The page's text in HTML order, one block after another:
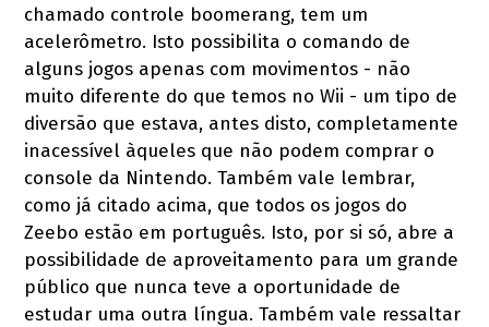
chamado controle boomerang, tem um
acelerômetro. Isto possibilita o comando de
alguns jogos apenas com movimentos - não
muito diferente do que temos no Wii - um tipo de
diversão que estava, antes disto, completamente
inacessível àqueles que não podem comprar o
console da Nintendo. Também vale lembrar,
como já citado acima, que todos os jogos do
Zeebo estão em português. Isto, por si só, abre a
possibilidade de aproveitamento para um grande
público que nunca teve a oportunidade de
estudar uma outra língua. Também vale ressaltar